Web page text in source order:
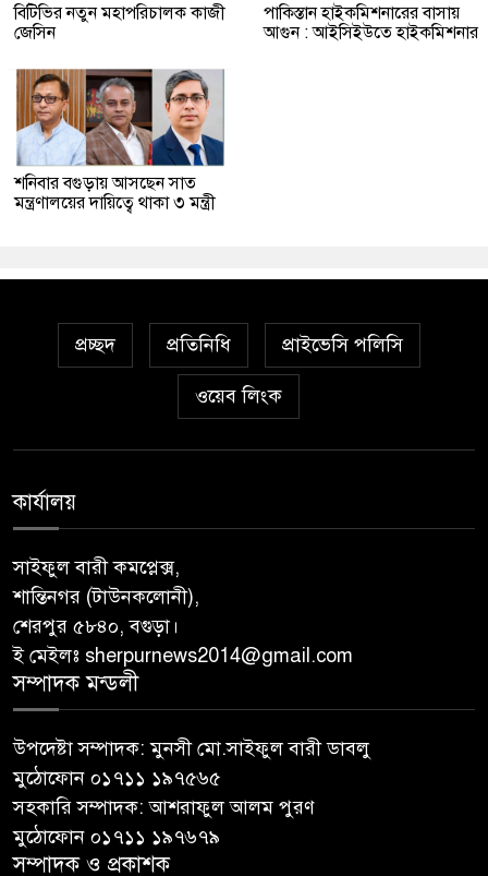
বিটিভির নতুন মহাপরিচালক কাজী
জেসিন
পাকিস্তান হাইকমিশনারের বাসায়
আগুন : আইসিইউতে হাইকমিশনার
শনিবার বগুড়ায় আসছেন সাত
মন্ত্রণালয়ের দায়িত্বে থাকা ৩ মন্ত্রী
প্রচ্ছদ প্রতিনিধি প্রাইভেসি পলিসি
ওয়েব লিংক
কার্যালয়
সাইফুল বারী কমপ্লেক্স,
শান্তিনগর (টাউনকলোনী),
শেরপুর ৫৮৪০, বগুড়া।
ই মেইলঃ sherpurnews2014@gmail.com
সম্পাদক মন্ডলী
উপদেষ্টা সম্পাদক: মুনসী মো.সাইফুল বারী ডাবলু
মুঠোফোন ০১৭১১ ১৯৭৫৬৫
সহকারি সম্পাদক: আশরাফুল আলম পুরণ
মুঠোফোন ০১৭১১ ১৯৭৬৭৯
সম্পাদক ও প্রকাশক